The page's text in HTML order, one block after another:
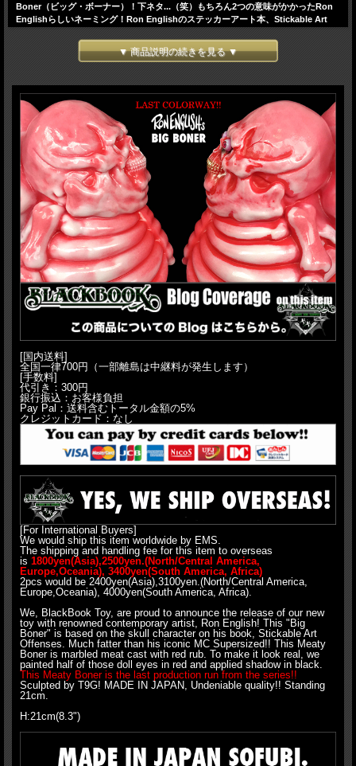
Boner（ビッグ・ボーナー）！下ネタ...（笑）もちろん2つの意味がかかったRon
Englishらしいネーミング！Ron Englishのステッカーアート本、Stickable Art
MADE IN JAPANのUndeniable Qualityにて立体化！MC Supersizedよりも更に太
ってます（笑）お腹にはハンバーガーが3つ...こちらは霜降り感120%な肉成型こと
原型はお馴染みT9G氏！このMeaty Bonerがシリーズ最終カラーとなります。お見
逃しなく！
H:21cm
▼ 商品説明の続きを見る ▼
[国内送料]
全国一律700円（一部離島は中継料が発生します）
[手数料]
代引き：300円
銀行振込：お客様負担
Pay Pal：送料含むトータル金額の5%
クレジットカード：なし
[For International Buyers]
We would ship this item worldwide by EMS.
The shipping and handling fee for this item to overseas
is 1800yen(Asia),2500yen.(North/Central America,
Europe,Oceania), 3400yen(South America, Africa)
2pcs would be 2400yen(Asia),3100yen.(North/Central America,
Europe,Oceania), 4000yen(South America, Africa).
We, BlackBook Toy, are proud to announce the release of our new
toy with renowned contemporary artist, Ron English! This "Big
Boner" is based on the skull character on his book, Stickable Art
Offenses. Much fatter than his iconic MC Supersized!! This Meaty
Boner is marbled meat cast with red rub. To make it look real, we
painted half of those doll eyes in red and applied shadow in black.
This Meaty Boner is the last production run from the series!!
Sculpted by T9G! MADE IN JAPAN, Undeniable quality!! Standing
21cm.
H:21cm(8.3")